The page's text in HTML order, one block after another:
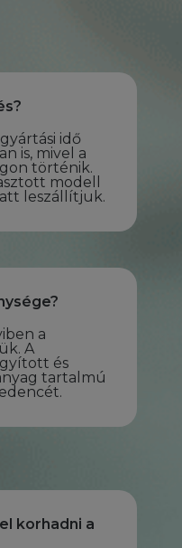
idő
is, mivel a
történik.
modell
leszállítjuk.
a
A
és
tartalmú
korhadni a